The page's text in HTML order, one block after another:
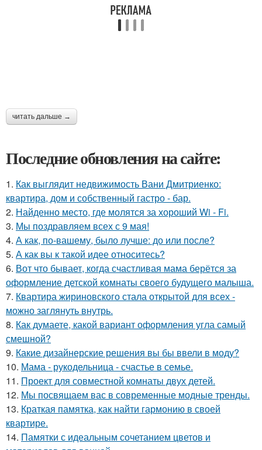
читать дальше →
Последние обновления на сайте:
1. Как выглядит недвижимость Вани Дмитриенко:
квартира, дом и собственный гастро - бар.
2. Найденно место, где молятся за хороший Wi - Fi.
3. Мы поздравляем всех с 9 мая!
4. А как, по-вашему, было лучше: до или после?
5. А как вы к такой идее относитесь?
6. Вот что бывает, когда счастливая мама берётся за
оформление детской комнаты своего будущего малыша.
7. Квартира жириновского стала открытой для всех -
можно заглянуть внутрь.
8. Как думаете, какой вариант оформления угла самый
смешной?
9. Какие дизайнерские решения вы бы ввели в моду?
10. Мама - рукодельница - счастье в семье.
11. Проект для совместной комнаты двух детей.
12. Мы посвящаем вас в современные модные тренды.
13. Краткая памятка, как найти гармонию в своей
квартире.
14. Памятки с идеальным сочетанием цветов и